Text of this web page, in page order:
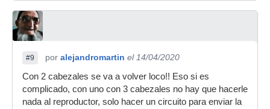
#9 por alejandromartin el 14/04/2020
Con 2 cabezales se va a volver loco!! Eso si es
complicado, con uno con 3 cabezales no hay que hacerle
nada al reproductor, solo hacer un circuito para enviar la